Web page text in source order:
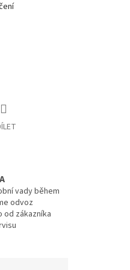
vady během
odvoz
od zákazníka